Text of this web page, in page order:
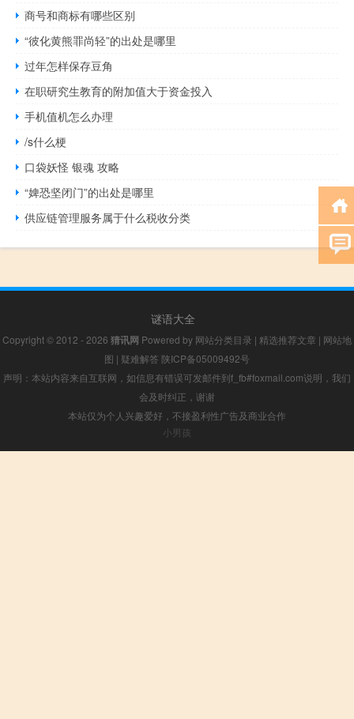
商号和商标有哪些区别
“彼化黄熊罪尚轻”的出处是哪里
过年怎样保存豆角
在职研究生教育的附加值大于资金投入
手机值机怎么办理
/s什么梗
口袋妖怪 银魂 攻略
“婢恐坚闭门”的出处是哪里
供应链管理服务属于什么税收分类
谜语大全
Copyright © 2012 - 2026 猜讯网 Powered by 网站分类目录 | 精选推荐文章 | 网站地
图 | 疑难解答 陕ICP备05009492号
声明：本站内容来自互联网，如信息有错误可发邮件到f_fb#foxmail.com说明，我们
会及时纠正，谢谢
本站仅为个人兴趣爱好，不接盈利性广告及商业合作
小男孩